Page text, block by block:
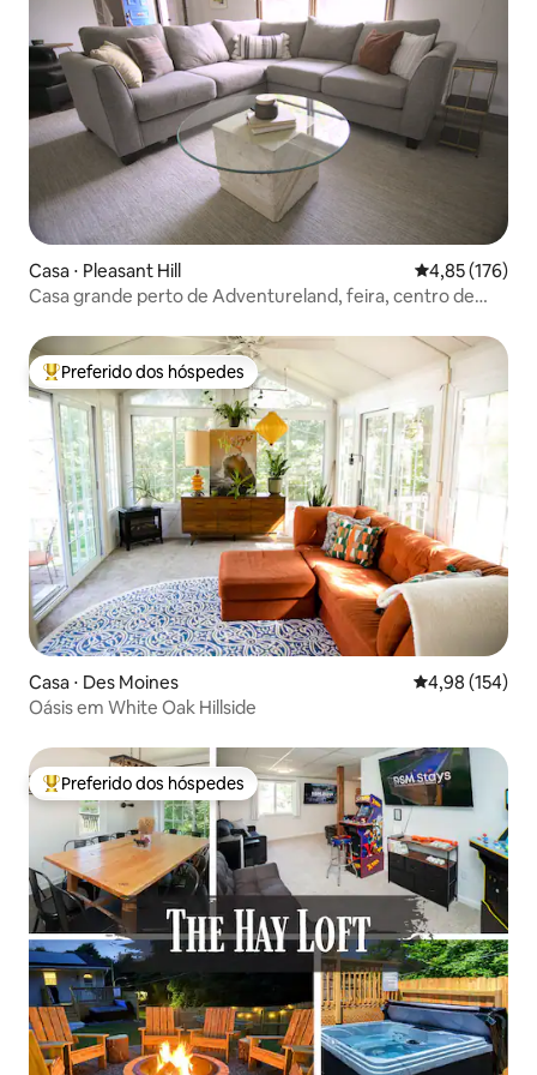
Casa ⋅ Pleasant Hill 4,85 de uma
4,85 (176)
Casa grande perto de Adventureland, feira, centro de
Entre os melhores preferidos dos hóspedes
Preferido dos hóspedes
Casa ⋅ Des Moines 4,98 de uma
4,98 (154)
Oásis em White Oak Hillside
Entre os melhores preferidos dos hóspedes
Preferido dos hóspedes